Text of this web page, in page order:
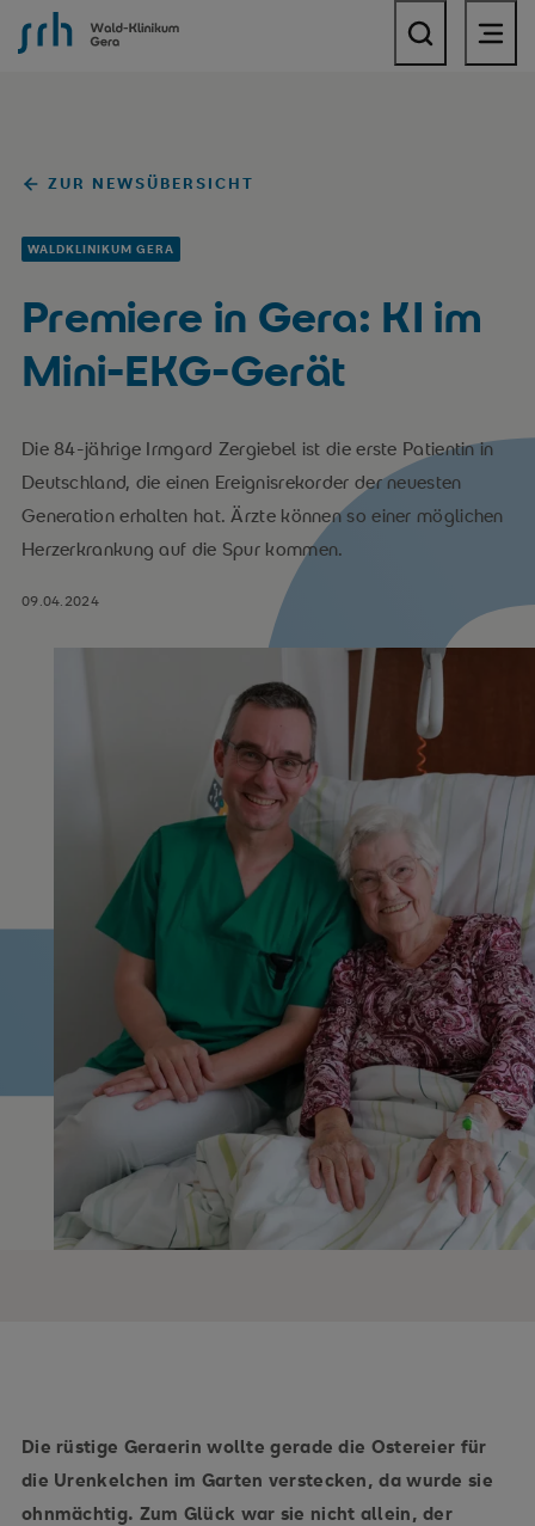
SRH Wald-Klinikum Gera
ZUR NEWSÜBERSICHT
WALDKLINIKUM GERA
Premiere in Gera: KI im
Mini-EKG-Gerät
Die 84-jährige Irmgard Zergiebel ist die erste Patientin in
Deutschland, die einen Ereignisrekorder der neuesten
Generation erhalten hat. Ärzte können so einer möglichen
Herzerkrankung auf die Spur kommen.
09.04.2024
Die rüstige Geraerin wollte gerade die Ostereier für
die Urenkelchen im Garten verstecken, da wurde sie
ohnmächtig. Zum Glück war sie nicht allein, der